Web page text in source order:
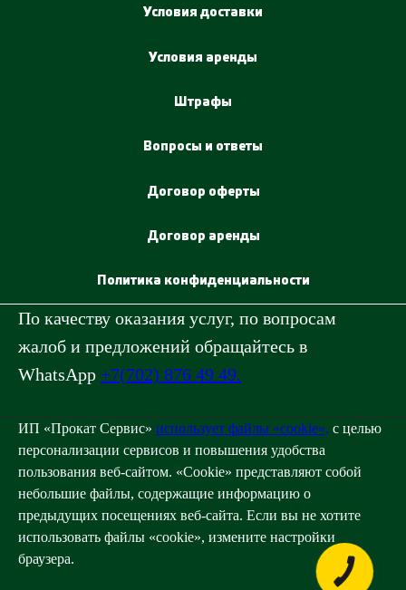
Условия доставки
Условия аренды
Штрафы
Вопросы и ответы
Договор оферты
Договор аренды
Политика конфиденциальности
По качеству оказания услуг, по вопросам
жалоб и предложений обращайтесь в
WhatsApp +7(702) 876 49 49.
ИП «Прокат Сервис» использует файлы «cookie», с целью
персонализации сервисов и повышения удобства
пользования веб-сайтом. «Cookie» представляют собой
небольшие файлы, содержащие информацию о
предыдущих посещениях веб-сайта. Если вы не хотите
использовать файлы «cookie», измените настройки
браузера.